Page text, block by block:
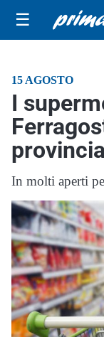
☰
15 AGOSTO
I
In molti aperti